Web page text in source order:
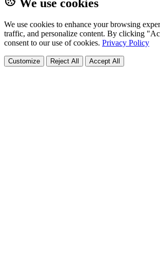
We use cookies
We use cookies to enhance your browsing
traffic, and personalize content. By clicking
consent to our use of cookies. Privacy Policy
Customize Reject All Accept All